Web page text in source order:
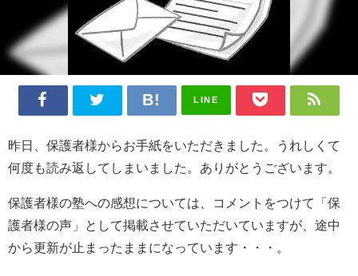
LINE
昨日、保護者様からお手紙をいただきました。うれしくて
何度も読み返してしまいました。ありがとうございます。
保護者様の塾への感想については、コメントをつけて「保
護者様の声」として掲載させていただいていますが、途中
から更新が止まったままになっています・・・。